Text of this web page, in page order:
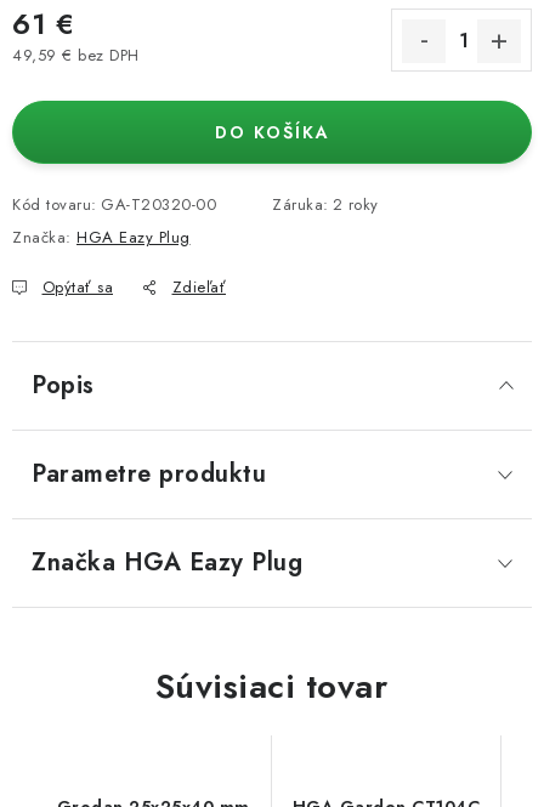
61 €
49,59 € bez DPH
DO KOŠÍKA
Kód tovaru: GA-T20320-00 Záruka: 2 roky
Značka: HGA Eazy Plug
Opýtať sa Zdieľať
Popis
Parametre produktu
Značka HGA Eazy Plug
Súvisiaci tovar